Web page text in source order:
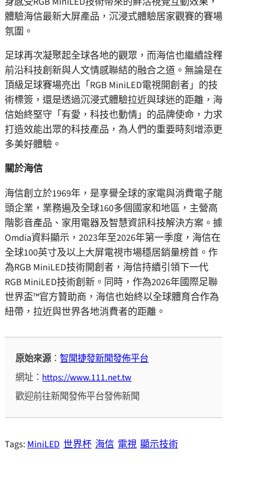
體驗海信最新大屏產品，沉浸式體驗居家觀賽的賽場
氛圍。
足球再次凝聚起全球各地的觀眾，而海信也繼續詮釋
前沿科技創新與人文情感聯結的融合之道。無論是在
頂級足球賽場亮出「RGB MiniLED電視開創者」的技
術標簽，還是透過沉浸式體驗拉近與球迷的距離，海
信始終堅守「有愛，科技也動情」的品牌使命，力求
打造效能出眾的科技產品，為人們的重要時刻增添更
多美好體驗。
關於海信
海信創立於1969年，是享譽全球的家電與消費電子龍
頭企業，業務遍及全球160多個國家和地區，主營高
階影音產品、家用電器及智慧資訊科技解決方案。據
Omdia資料顯示，2023年至2026年第一季度，海信在
全球100英寸及以上大屏電視市場穩居銷量榜首。作
為RGB MiniLED技術開創者，海信持續引領下一代
RGB MiniLED技術創新。同時，作為2026年國際足聯
世界盃™官方贊助商，海信也始終以全球體育合作為
紐帶，拉近與世界各地消費者的距離。
原始來源：智聞捷發新聞發佈平台
網址： https://www.111.net.tw
歡迎前往新聞發佈平台發佈新聞
Tags: MiniLED 世界杯 海信 電視 顯示技術